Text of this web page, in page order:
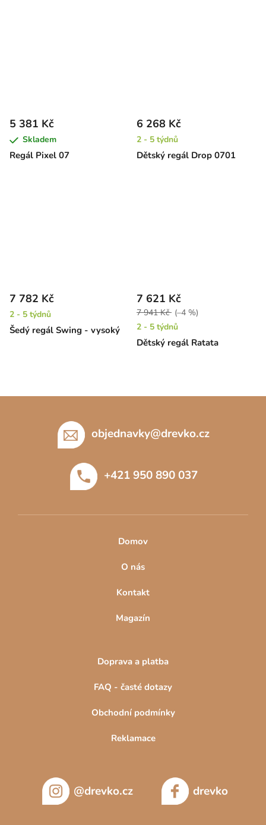
Regál Pixel 07
5 381 Kč
Skladem
Dětský regál Drop 0701
6 268 Kč
2 - 5 týdnů
Šedý regál Swing - vysoký
7 782 Kč
2 - 5 týdnů
Dětský regál Ratata
7 621 Kč
7 941 Kč (–4 %)
2 - 5 týdnů
objednavky@drevko.cz
+421 950 890 037
Domov
O nás
Kontakt
Magazín
Doprava a platba
FAQ - časté dotazy
Obchodní podmínky
Reklamace
@drevko.cz drevko